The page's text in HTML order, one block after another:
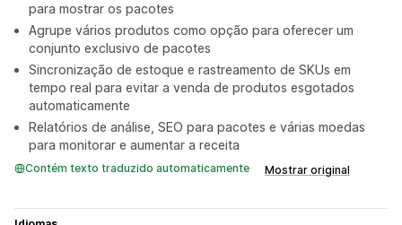
para mostrar os pacotes
Agrupe vários produtos como opção para oferecer um
conjunto exclusivo de pacotes
Sincronização de estoque e rastreamento de SKUs em
tempo real para evitar a venda de produtos esgotados
automaticamente
Relatórios de análise, SEO para pacotes e várias moedas
para monitorar e aumentar a receita
Contém texto traduzido automaticamente Mostrar original